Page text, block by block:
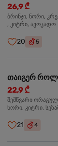
26,9 ₾
ბრინჯი, ნორი,
, კიტრი, ავოკადო
20 5
თაიგერ
22,9 ₾
შემწვარი
ნორი, კიტრი,
21 4